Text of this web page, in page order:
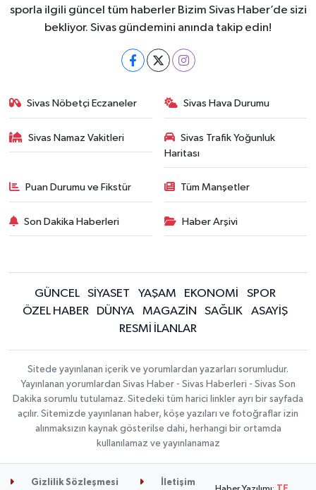
sporla ilgili güncel tüm haberler Bizim Sivas Haber’de sizi
bekliyor. Sivas gündemini anında takip edin!
Sivas Nöbetçi Eczaneler Sivas Hava Durumu
Sivas Namaz Vakitleri
Sivas Trafik Yoğunluk
Haritası
Puan Durumu ve Fikstür Tüm Manşetler
Son Dakika Haberleri Haber Arşivi
GÜNCEL SİYASET YAŞAM EKONOMİ
SPOR
ÖZEL HABER
DÜNYA MAGAZİN SAĞLIK
ASAYİŞ
RESMİ İLANLAR
Sitede yayınlanan içerik ve yorumlardan yazarları sorumludur.
Yayınlanan yorumlardan Sivas Haber - Sivas Haberleri - Sivas Son
Dakika sorumlu tutulamaz. Sitedeki tüm harici linkler ayrı bir sayfada
açılır. Sitemizde yayınlanan haber, köşe yazıları ve fotoğraflar izin
alınmaksızın kaynak gösterilse dahi, herhangi bir ortamda
kullanılamaz ve yayınlanamaz
Gizlilik Sözleşmesi İletişim